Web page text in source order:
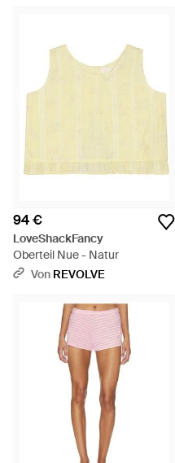
94 €
LoveShackFancy
Oberteil Nue - Natur
Von REVOLVE